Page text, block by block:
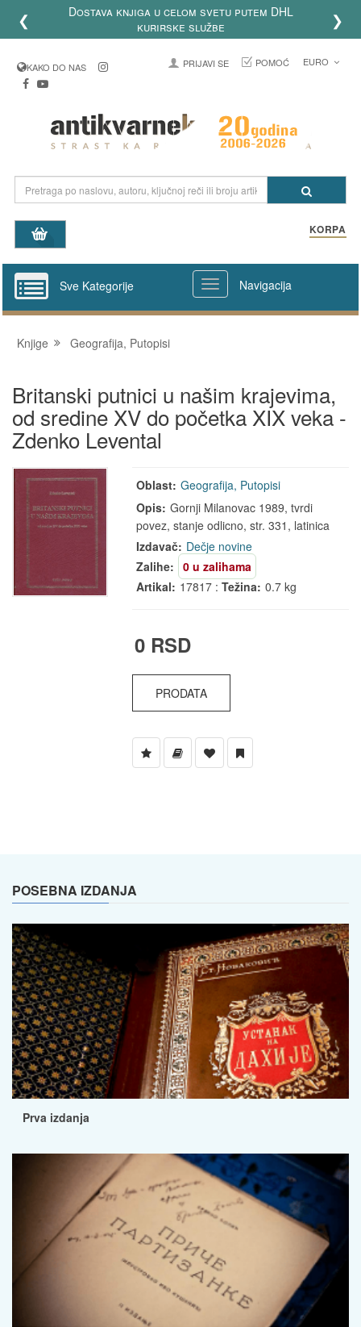
❮
Dostava knjiga u celom svetu putem DHL
kurirske službe
❯
KAKO DO NAS PRIJAVI SE POMOĆ EURO
KORPA
Sve Kategorije Navigacija
Knjige Geografija, Putopisi
Britanski putnici u našim krajevima,
od sredine XV do početka XIX veka -
Zdenko Levental
Oblast: Geografija, Putopisi
Opis: Gornji Milanovac 1989, tvrdi
povez, stanje odlicno, str. 331, latinica
Izdavač: Dečje novine
Zalihe:
0 u zalihama
Artikal: 17817 :Težina: 0.7 kg
0 RSD
PRODATA
POSEBNA IZDANJA
Prva izdanja